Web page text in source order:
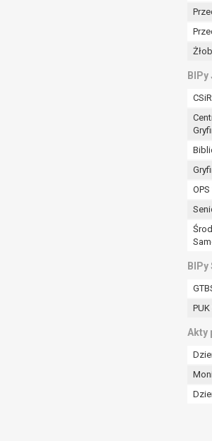
BIPy
Akty
sprawdzić prawidłowość tych danych,
obrony lub dochodzenia roszczeń,
podstawy po stronie
zgody wyrażonej przez tą osobę,
którego podstawą prawną jest:
lub przez stronę trzecią.
tych danych osobowych, chyba
osoby, której dane dotyczą, lub podstaw
(art. 6 ust. 1 lit a RODO), przysługuje
na podstawie zgody przed jej cofnięciem.
osobowych przez administratora.
ustawowym lub umownym.